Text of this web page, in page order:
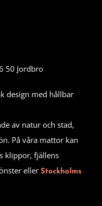
50 Jordbro
design med hållbar
av natur och stad,
På våra mattor kan
klippor, fjällens
eller Stockholms